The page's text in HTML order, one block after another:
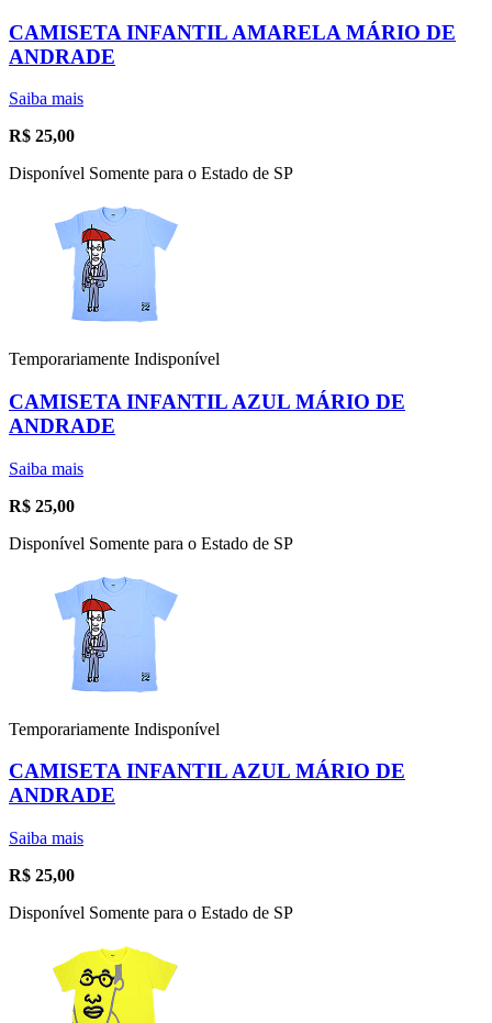
CAMISETA INFANTIL AMARELA MÁRIO DE
ANDRADE
Saiba mais
R$ 25,00
Disponível Somente para o Estado de SP
Temporariamente Indisponível
CAMISETA INFANTIL AZUL MÁRIO DE
ANDRADE
Saiba mais
R$ 25,00
Disponível Somente para o Estado de SP
Temporariamente Indisponível
CAMISETA INFANTIL AZUL MÁRIO DE
ANDRADE
Saiba mais
R$ 25,00
Disponível Somente para o Estado de SP